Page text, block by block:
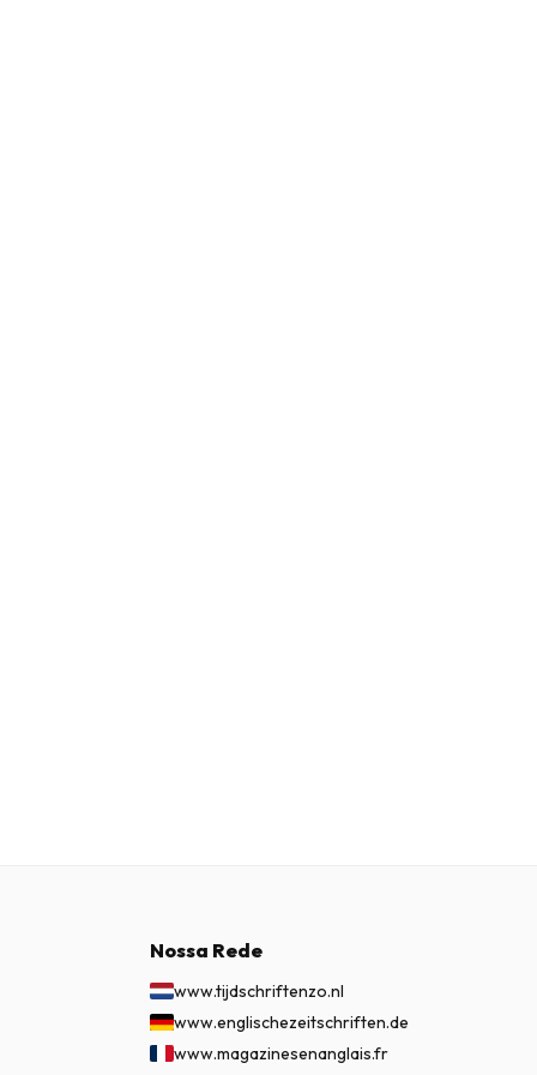
Nossa Rede
www.tijdschriftenzo.nl
www.englischezeitschriften.de
www.magazinesenanglais.fr